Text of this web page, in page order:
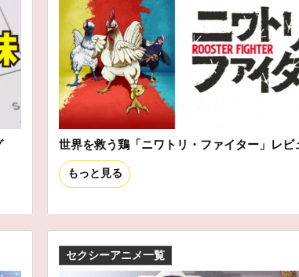
世界を救う鶏「ニワトリ・ファイター」レビ
もっと見る
セクシーアニメ一覧